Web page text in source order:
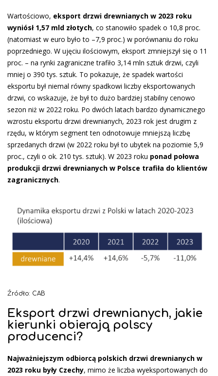
Wartościowo, eksport drzwi drewnianych w 2023 roku
wyniósł 1,57 mld złotych, co stanowiło spadek o 10,8 proc.
(natomiast w euro było to –7,9 proc.) w porównaniu do roku
poprzedniego. W ujęciu ilościowym, eksport zmniejszył się o 11
proc. – na rynki zagraniczne trafiło 3,14 mln sztuk drzwi, czyli
mniej o 390 tys. sztuk. To pokazuje, że spadek wartości
eksportu był niemal równy spadkowi liczby eksportowanych
drzwi, co wskazuje, że był to dużo bardziej stabilny cenowo
sezon niż w 2022 roku. Po dwóch latach bardzo dynamicznego
wzrostu eksportu drzwi drewnianych, 2023 rok jest drugim z
rzędu, w którym segment ten odnotowuje mniejszą liczbę
sprzedanych drzwi (w 2022 roku był to ubytek na poziomie 5,9
proc., czyli o ok. 210 tys. sztuk). W 2023 roku ponad połowa
produkcji drzwi drewnianych w Polsce trafiła do klientów
zagranicznych.
Źródło: CAB
Eksport drzwi drewnianych, jakie
kierunki obierają polscy
producenci?
Najważniejszym odbiorcą polskich drzwi drewnianych w
2023 roku były Czechy, mimo że liczba wyeksportowanych do